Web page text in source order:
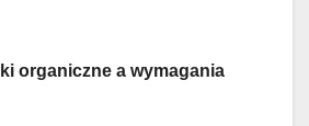
organiczne a wymagania